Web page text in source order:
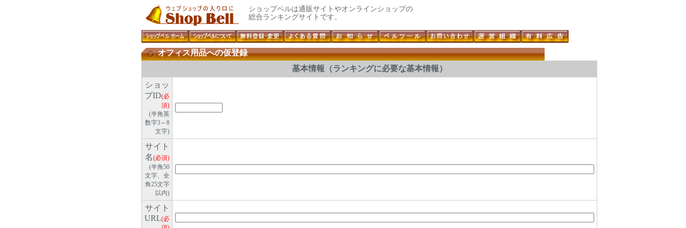
ショップベルは通販サイトやオンラインショップの
総合ランキングサイトです。
オフィス用品への仮登録
基本情報（ランキングに必要な基本情報）
ショッ
プID(必
須)
(半角英
数字3～8
文字)
サイト
名(必須)
(半角50
文字、全
角25文字
以内)
サイト
URL(必